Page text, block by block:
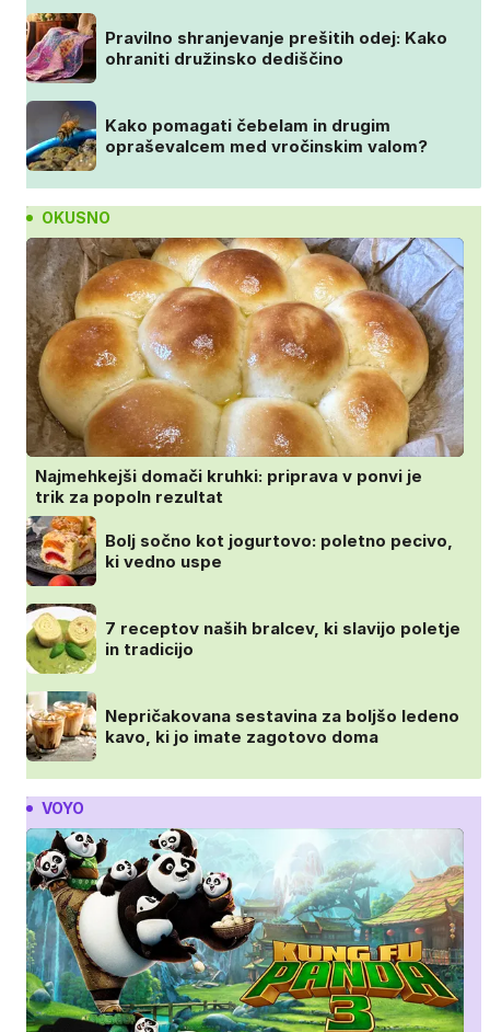
Pravilno shranjevanje prešitih odej: Kako
ohraniti družinsko dediščino
Kako pomagati čebelam in drugim
opraševalcem med vročinskim valom?
OKUSNO
Najmehkejši domači kruhki: priprava v ponvi je
trik za popoln rezultat
Bolj sočno kot jogurtovo: poletno pecivo,
ki vedno uspe
7 receptov naših bralcev, ki slavijo poletje
in tradicijo
Nepričakovana sestavina za boljšo ledeno
kavo, ki jo imate zagotovo doma
VOYO